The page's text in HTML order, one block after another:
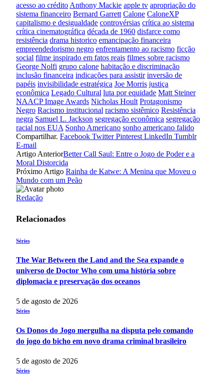
acesso ao crédito Anthony Mackie apple tv apropriação do
sistema financeiro Bernard Garrett Calone CaloneXP
capitalismo e desigualdade controvérsias crítica ao sistema
crítica cinematográfica década de 1960 disfarce como
resistência drama historico emancipação financeira
empreendedorismo negro enfrentamento ao racismo ficção
social filme inspirado em fatos reais filmes sobre racismo
George Nolfi grupo calone habitação e discriminação
inclusão financeira indicações para assistir inversão de
papéis invisibilidade estratégica Joe Morris justiça
econômica Legado Cultural luta por equidade Matt Steiner
NAACP Image Awards Nicholas Hoult Protagonismo
Negro Racismo institucional racismo sistêmico Resistência
negra Samuel L. Jackson segregação econômica segregação
racial nos EUA Sonho Americano sonho americano falido
Compartilhar. Facebook Twitter Pinterest LinkedIn Tumblr
E-mail
Artigo AnteriorBetter Call Saul: Entre o Jogo de Poder e a
Moral Distorcida
Próximo Artigo Rainha de Katwe: A Menina que Moveu o
Mundo com um Peão
Redação
Relacionados
Séries
The War Between the Land and the Sea expande o
universo de Doctor Who com uma história sobre
diplomacia e preservação dos oceanos
5 de agosto de 2026
Séries
Os Donos do Jogo mergulha na disputa pelo comando
do jogo do bicho em novo drama criminal brasileiro
5 de agosto de 2026
Séries